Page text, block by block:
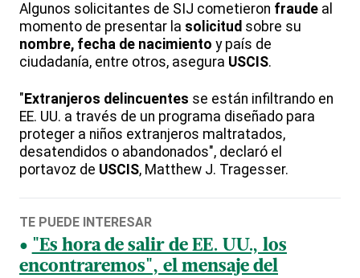
Algunos solicitantes de SIJ cometieron fraude al
momento de presentar la solicitud sobre su
nombre, fecha de nacimiento y país de
ciudadanía, entre otros, asegura USCIS.
" Extranjeros delincuentes se están infiltrando en
EE. UU. a través de un programa diseñado para
proteger a niños extranjeros maltratados,
desatendidos o abandonados", declaró el
portavoz de USCIS, Matthew J. Tragesser.
TE PUEDE INTERESAR
"Es hora de salir de EE. UU., los
encontraremos", el mensaje del